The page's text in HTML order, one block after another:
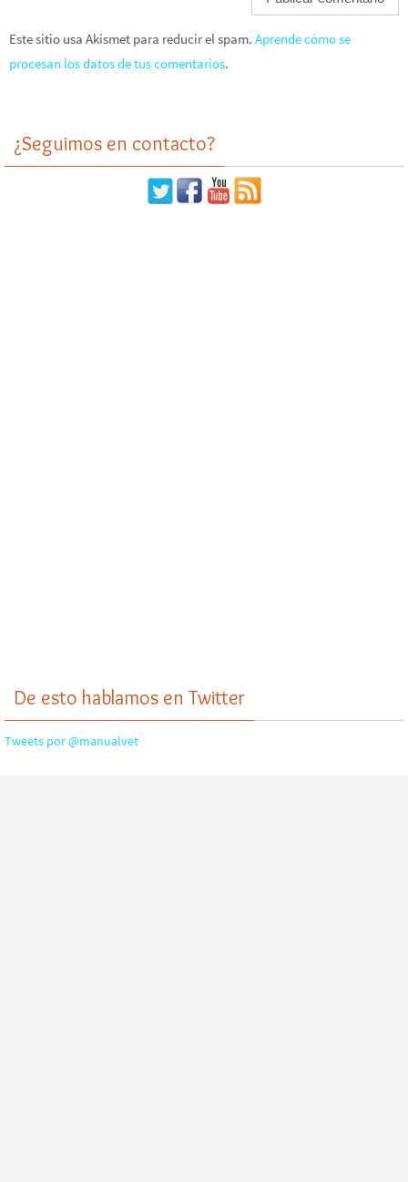
Este sitio usa Akismet para reducir el spam. Aprende cómo se
procesan los datos de tus comentarios.
¿Seguimos en contacto?
De esto hablamos en Twitter
Tweets por @manualvet